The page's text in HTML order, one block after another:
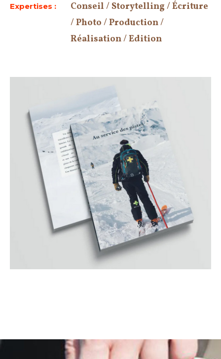
Expertises :
Conseil / Storytelling / Écriture
/ Photo / Production /
Réalisation / Edition